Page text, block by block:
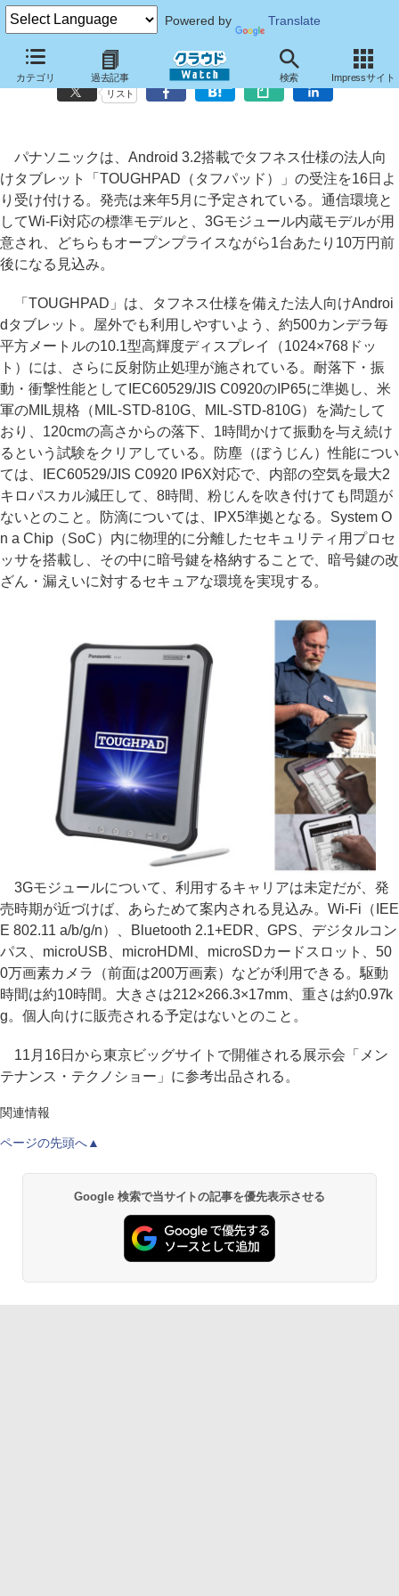
Powered by Translate
カテゴリ 過去記事 検索 Impressサイト
パナソニック、法人向けAndroidタブレット「TOUGHPAD」
リスト
パナソニックは、Android 3.2搭載でタフネス仕様の法人向
けタブレット「TOUGHPAD（タフパッド）」の受注を16日よ
り受け付ける。発売は来年5月に予定されている。通信環境と
してWi-Fi対応の標準モデルと、3Gモジュール内蔵モデルが用
意され、どちらもオープンプライスながら1台あたり10万円前
後になる見込み。
「TOUGHPAD」は、タフネス仕様を備えた法人向けAndroi
dタブレット。屋外でも利用しやすいよう、約500カンデラ毎
平方メートルの10.1型高輝度ディスプレイ（1024×768ドッ
ト）には、さらに反射防止処理が施されている。耐落下・振
動・衝撃性能としてIEC60529/JIS C0920のIP65に準拠し、米
軍のMIL規格（MIL-STD-810G、MIL-STD-810G）を満たして
おり、120cmの高さからの落下、1時間かけて振動を与え続け
るという試験をクリアしている。防塵（ぼうじん）性能につい
ては、IEC60529/JIS C0920 IP6X対応で、内部の空気を最大2
キロパスカル減圧して、8時間、粉じんを吹き付けても問題が
ないとのこと。防滴については、IPX5準拠となる。System O
n a Chip（SoC）内に物理的に分離したセキュリティ用プロセ
ッサを搭載し、その中に暗号鍵を格納することで、暗号鍵の改
ざん・漏えいに対するセキュアな環境を実現する。
3Gモジュールについて、利用するキャリアは未定だが、発
売時期が近づけば、あらためて案内される見込み。Wi-Fi（IEE
E 802.11 a/b/g/n）、Bluetooth 2.1+EDR、GPS、デジタルコン
パス、microUSB、microHDMI、microSDカードスロット、50
0万画素カメラ（前面は200万画素）などが利用できる。駆動
時間は約10時間。大きさは212×266.3×17mm、重さは約0.97k
g。個人向けに販売される予定はないとのこと。
11月16日から東京ビッグサイトで開催される展示会「メン
テナンス・テクノショー」に参考出品される。
関連情報
ページの先頭へ▲
Google 検索で当サイトの記事を優先表示させる